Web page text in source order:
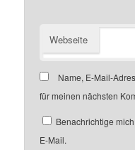
Webseite
Name, E-Mail-
für meinen nächsten
Benachrichtige
E-Mail.